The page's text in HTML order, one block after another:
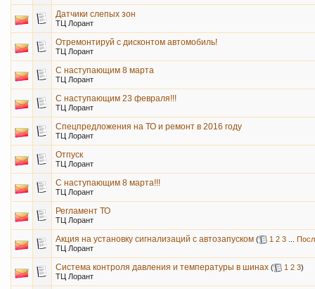
Датчики слепых зон
ТЦ Лорант
Отремонтируй с дисконтом автомобиль!
ТЦ Лорант
C наступающим 8 марта
ТЦ Лорант
С наступающим 23 февраля!!!
ТЦ Лорант
Спецпредложения на ТО и ремонт в 2016 году
ТЦ Лорант
Отпуск
ТЦ Лорант
С наступающим 8 марта!!!
ТЦ Лорант
Регламент ТО
ТЦ Лорант
Акция на установку сигнализаций с автозапуском ( 1 2 3
ТЦ Лорант
Система контроля давления и температуры в шинах ( 1 2 3)
ТЦ Лорант